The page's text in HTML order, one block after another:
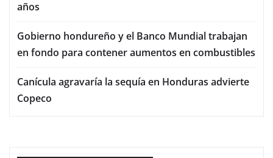
años
Gobierno hondureño y el Banco Mundial trabajan
en fondo para contener aumentos en combustibles
Canícula agravaría la sequía en Honduras advierte
Copeco